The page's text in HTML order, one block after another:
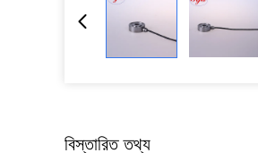
বিস্তারিত তথ্য